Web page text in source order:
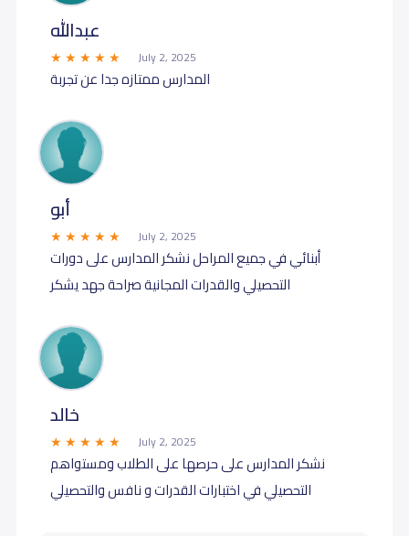
عبدالله
July 2, 2025
المدارس ممتازه جدا عن تجربة
أبو
July 2, 2025
أبنائي في جميع المراحل نشكر المدارس على دورات
التحصيلي والقدرات المجانية صراحة جهد يشكر
خالد
July 2, 2025
نشكر المدارس على حرصها على الطلاب ومستواهم
التحصيلي في اختبارات القدرات و نافس والتحصيلي